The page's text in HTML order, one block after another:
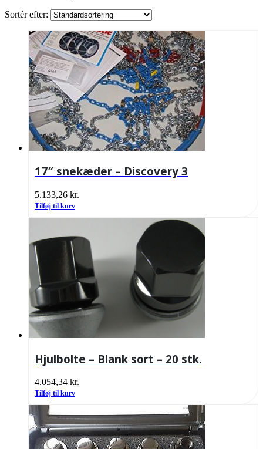
Sortér efter:
17″ snekæder – Discovery 3
5.133,26 kr.
Tilføj til kurv
Hjulbolte – Blank sort – 20 stk.
4.054,34 kr.
Tilføj til kurv